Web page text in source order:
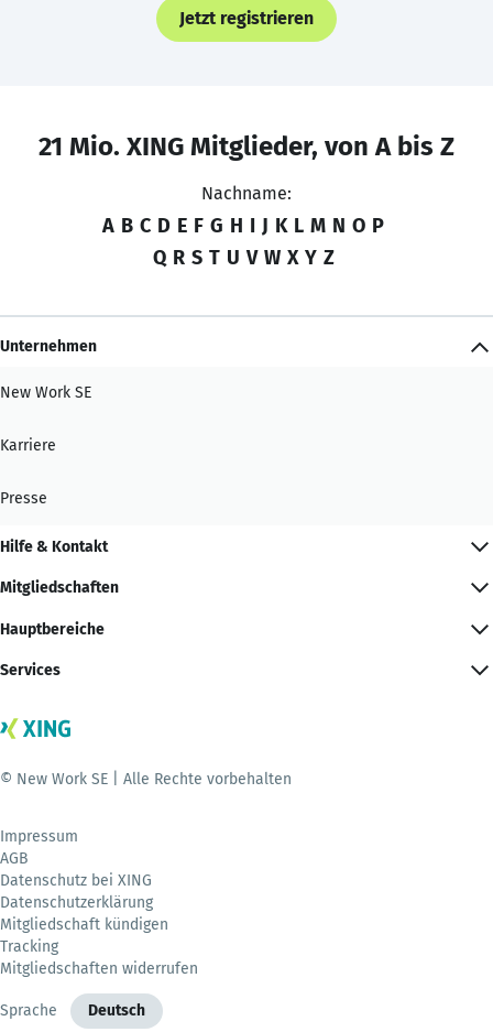
Jetzt registrieren
21 Mio. XING Mitglieder, von A bis Z
Nachname:
A B C D E F G H I J K L M N O P
Q R S T U V W X Y Z
Unternehmen
New Work SE
Karriere
Presse
Hilfe & Kontakt
Mitgliedschaften
Hauptbereiche
Services
© New Work SE | Alle Rechte vorbehalten
Impressum
AGB
Datenschutz bei XING
Datenschutzerklärung
Mitgliedschaft kündigen
Tracking
Mitgliedschaften widerrufen
Sprache Deutsch